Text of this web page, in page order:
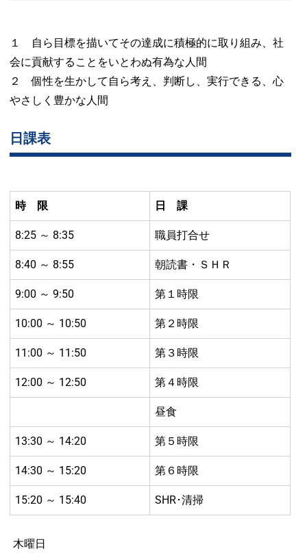
１ 自ら目標を描いてその達成に積極的に取り組み、社
会に貢献することをいとわぬ有為な人間
２ 個性を生かして自ら考え、判断し、実行できる、心
やさしく豊かな人間
日課表
時 限 日 課
8:25 ～ 8:35 職員打合せ
8:40 ～ 8:55 朝読書・ＳＨＲ
9:00 ～ 9:50 第１時限
10:00 ～ 10:50 第２時限
11:00 ～ 11:50 第３時限
12:00 ～ 12:50 第４時限
昼食
13:30 ～ 14:20 第５時限
14:30 ～ 15:20 第６時限
15:20 ～ 15:40 SHR･清掃
木曜日